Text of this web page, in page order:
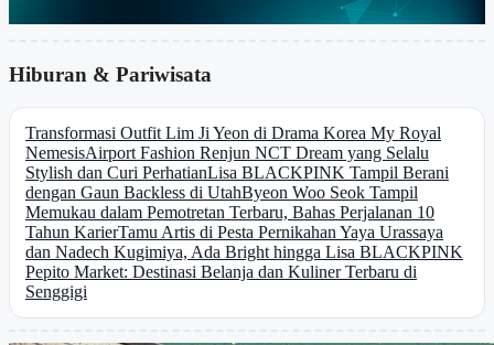
Hiburan & Pariwisata
Transformasi Outfit Lim Ji Yeon di Drama Korea My Royal
NemesisAirport Fashion Renjun NCT Dream yang Selalu
Stylish dan Curi PerhatianLisa BLACKPINK Tampil Berani
dengan Gaun Backless di UtahByeon Woo Seok Tampil
Memukau dalam Pemotretan Terbaru, Bahas Perjalanan 10
Tahun KarierTamu Artis di Pesta Pernikahan Yaya Urassaya
dan Nadech Kugimiya, Ada Bright hingga Lisa BLACKPINK
Pepito Market: Destinasi Belanja dan Kuliner Terbaru di
Senggigi